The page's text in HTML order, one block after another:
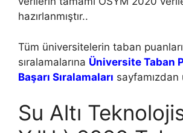
hazırlanmıştır..
Tüm üniversitelerin taban
sıralamalarına Üniversite Taban
Başarı Sıralamaları
Su Altı